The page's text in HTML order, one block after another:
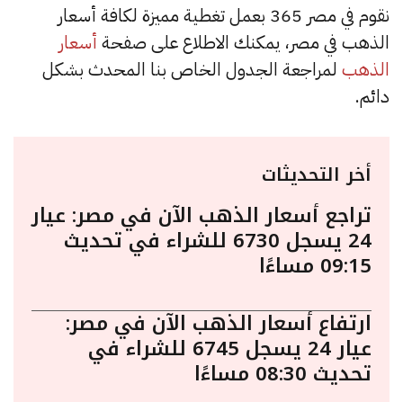
نقوم في مصر 365 بعمل تغطية مميزة لكافة أسعار
الذهب في مصر، يمكنك الاطلاع على صفحة أسعار
الذهب لمراجعة الجدول الخاص بنا المحدث بشكل
دائم.
أخر التحديثات
تراجع أسعار الذهب الآن في مصر: عيار
24 يسجل 6730 للشراء في تحديث
09:15 مساءًا
ارتفاع أسعار الذهب الآن في مصر:
عيار 24 يسجل 6745 للشراء في
تحديث 08:30 مساءًا